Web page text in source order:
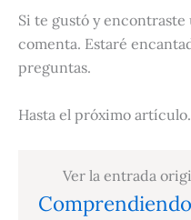
Si te gustó y
comenta. Estaré
preguntas.
Hasta el próximo artículo.
Ver la entrada